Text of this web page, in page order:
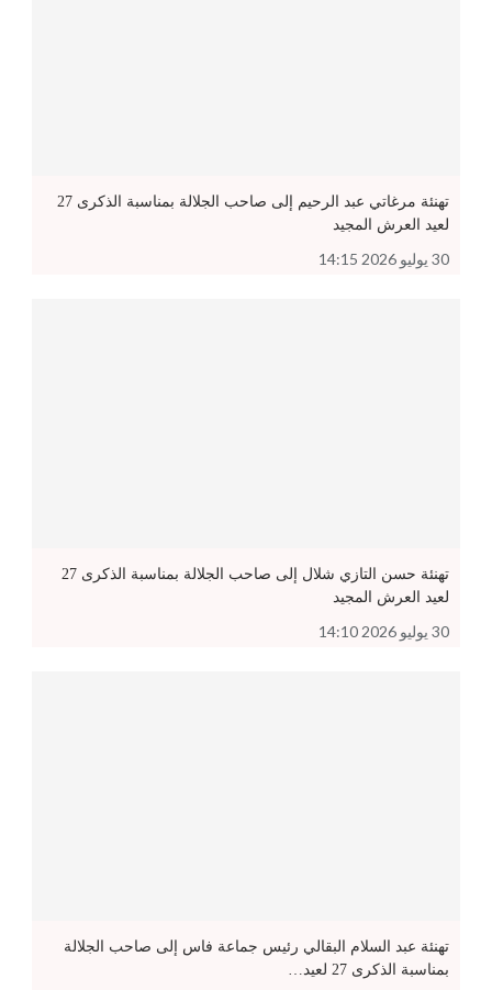
تهنئة مرغاتي عبد الرحيم إلى صاحب الجلالة بمناسبة الذكرى 27
لعيد العرش المجيد
30 يوليو 2026 14:15
تهنئة حسن التازي شلال إلى صاحب الجلالة بمناسبة الذكرى 27
لعيد العرش المجيد
30 يوليو 2026 14:10
تهنئة عبد السلام البقالي رئيس جماعة فاس إلى صاحب الجلالة
بمناسبة الذكرى 27 لعيد…